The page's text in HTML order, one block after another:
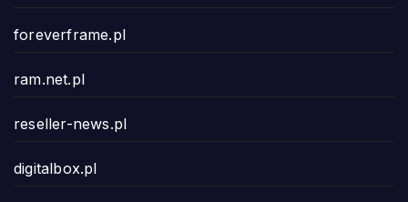
foreverframe.pl
ram.net.pl
reseller-news.pl
digitalbox.pl